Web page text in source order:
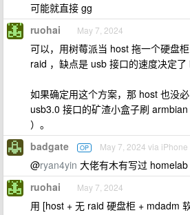
可能就直接 gg
ruohai May 7, 2024
可以，用树莓派当 host 拖一个硬盘
raid ，缺点是 usb 接口的速度决定了
如果确定用这个方案，那 host 也没
usb3.0 接口的矿渣小盒子刷
）。
badgate OP May 7, 2024 via iPhone
@ryan4yin 大佬有木有写过
ruohai May 7, 2024
用 [host + 无 raid 硬盘柜 + mdadm